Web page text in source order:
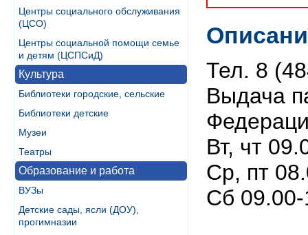
Центры социального обслуживания
(ЦСО)
Центры социальной помощи семье
и детям (ЦСПСиД)
Культура
Библиотеки городские, сельские
Библиотеки детские
Музеи
Театры
Образование и работа
ВУЗы
Детские сады, ясли (ДОУ),
прогимназии
Тел. 8
Выдача
Вт, чт
Ср, пт
Сб